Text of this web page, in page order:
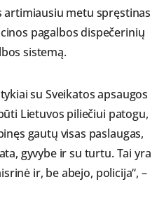
metu spręstinas
pagalbos dispečerinių
sistemą.
su Sveikatos apsaugos
Lietuvos piliečiui patogu,
gautų visas paslaugas,
gyvybe ir su turtu. Tai yra
ir, be abejo, policija“, –